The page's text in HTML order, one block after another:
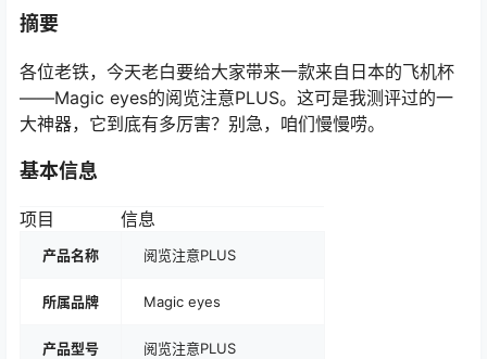
摘要
各位老铁，今天老白要给大家带来一款来自日本的飞机杯
——Magic eyes的阅览注意PLUS。这可是我测评过的一
大神器，它到底有多厉害？别急，咱们慢慢唠。
基本信息
项目 信息
产品名称 阅览注意PLUS
所属品牌 Magic eyes
产品型号 阅览注意PLUS